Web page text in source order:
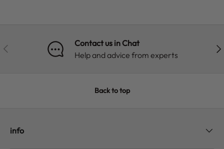
PREVIOUS
Contact us in Chat
Help and advice from experts
Back to top
info